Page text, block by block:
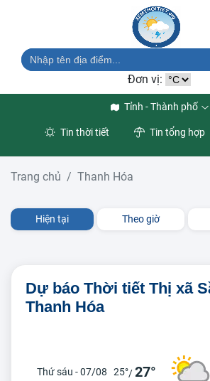
Đơn vị:
Tỉnh - Thành phố
Tin thời tiết Tin tổng hợp
Trang chủ Thanh Hóa
Hiện tại Theo giờ
Dự báo Thời tiết Thị xã
Thanh Hóa
Thứ sáu - 07/08 25°/27°